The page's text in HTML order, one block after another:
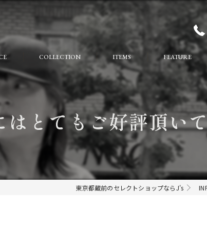
COLLECTION ITEMS
FAQ
FEATURE
おしゃれ
大人
個性的
モード
ストリート
はとてもご好評頂い
東京都蔵前のセレクトショップならJ's